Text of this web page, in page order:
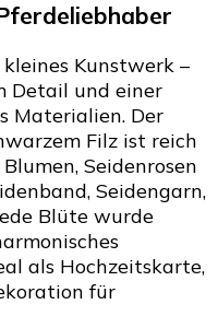
Kunstwerk –
Detail und einer
Materialien. Der
Filz ist reich
Seidenrosen
Seidengarn,
Blüte wurde
als Hochzeitskarte,
für